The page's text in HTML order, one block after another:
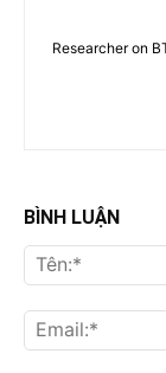
Researcher on
BÌNH LUẬN